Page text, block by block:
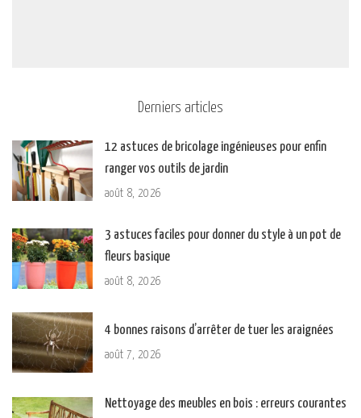
Derniers articles
12 astuces de bricolage ingénieuses pour enfin
ranger vos outils de jardin
août 8, 2026
3 astuces faciles pour donner du style à un pot de
fleurs basique
août 8, 2026
4 bonnes raisons d’arrêter de tuer les araignées
août 7, 2026
Nettoyage des meubles en bois : erreurs courantes